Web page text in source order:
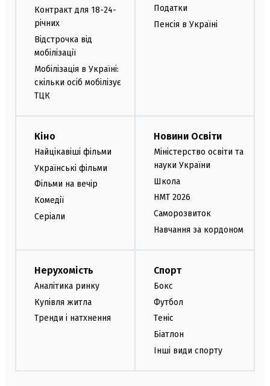
Контракт для 18-24-
річних
Відстрочка від
мобілізації
Мобілізація в Україні:
скільки осіб мобілізує
ТЦК
Податки
Пенсія в Україні
Кіно
Найцікавіші фільми
Українські фільми
Фільми на вечір
Комедії
Серіали
Новини Освіти
Міністерство освіти та
науки України
Школа
НМТ 2026
Саморозвиток
Навчання за кордоном
Нерухомість
Аналітика ринку
Купівля житла
Тренди і натхнення
Спорт
Бокс
Футбол
Теніс
Біатлон
Інші види спорту